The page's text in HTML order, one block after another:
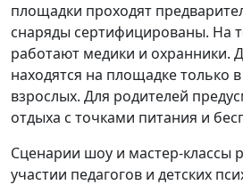
площадки проходят
снаряды сертифицированы. На
работают медики и охранники.
находятся на площадке только
взрослых. Для родителей
отдыха с точками питания и
Сценарии шоу и мастер-классы
участии педагогов и детских